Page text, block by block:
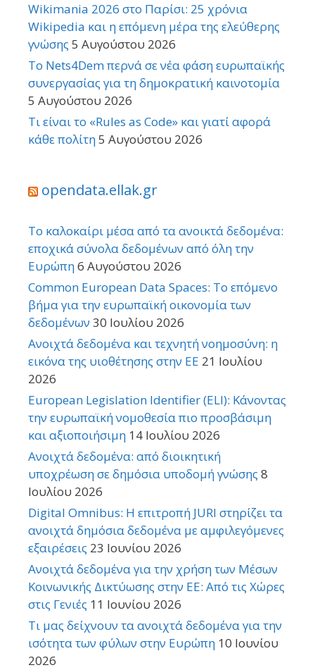
Wikimania 2026 στο Παρίσι: 25 χρόνια
Wikipedia και η επόμενη μέρα της ελεύθερης
γνώσης 5 Αυγούστου 2026
Το Nets4Dem περνά σε νέα φάση ευρωπαϊκής
συνεργασίας για τη δημοκρατική καινοτομία
5 Αυγούστου 2026
Τι είναι το «Rules as Code» και γιατί αφορά
κάθε πολίτη5 Αυγούστου 2026
opendata.ellak.gr
Το καλοκαίρι μέσα από τα ανοικτά δεδομένα:
εποχικά σύνολα δεδομένων από όλη την
Ευρώπη6 Αυγούστου 2026
Common European Data Spaces: Το επόμενο
βήμα για την ευρωπαϊκή οικονομία των
δεδομένων 30 Ιουλίου 2026
Ανοιχτά δεδομένα και τεχνητή νοημοσύνη: η
εικόνα της υιοθέτησης στην ΕΕ 21 Ιουλίου
2026
European Legislation Identifier (ELI): Κάνοντας
την ευρωπαϊκή νομοθεσία πιο προσβάσιμη
και αξιοποιήσιμη 14 Ιουλίου 2026
Ανοιχτά δεδομένα: από διοικητική
υποχρέωση σε δημόσια υποδομή γνώσης 8
Ιουλίου 2026
Digital Omnibus: Η επιτροπή JURI στηρίζει τα
ανοιχτά δημόσια δεδομένα με αμφιλεγόμενες
εξαιρέσεις 23 Ιουνίου 2026
Ανοιχτά δεδομένα για την χρήση των Μέσων
Κοινωνικής Δικτύωσης στην ΕΕ: Από τις Χώρες
στις Γενιές 11 Ιουνίου 2026
Τι μας δείχνουν τα ανοιχτά δεδομένα για την
ισότητα των φύλων στην Ευρώπη 10 Ιουνίου
2026